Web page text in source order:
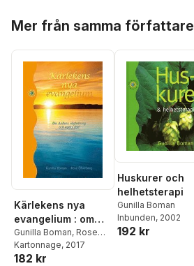
Mer från samma författare
Kärlekens nya
evangelium : om
Andens vägledning
och egots död
Gunilla Boman, Rose
Öfverberg
Kartonnage, 2017
182 kr
Huskurer och
helhetsterapi
Gunilla Boman
Inbunden, 2002
192 kr